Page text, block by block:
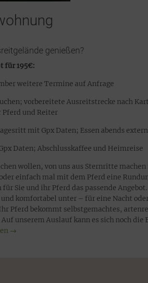
genießen?
für 195€:
weitere Termine auf Anfrage
vorbereitete Ausreitstrecke nach
Pferd und Reiter
mit Gpx Daten; Essen abends
Daten; Abschlusskaffee und Heimreise
wollen, von uns aus Sternritte
einfach mal mit dem Pferd eine
Sie und ihr Pferd das passende
komfortabel unter – für eine Nacht
Pferd bekommt selbstgemachtes,
unserem Auslauf kann es sich noch die
→